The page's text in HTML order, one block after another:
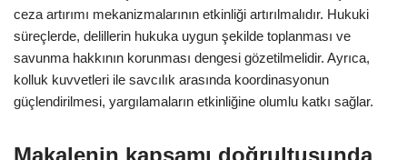
ceza artırımı mekanizmalarının etkinliği artırılmalıdır. Hukuki
süreçlerde, delillerin hukuka uygun şekilde toplanması ve
savunma hakkının korunması dengesi gözetilmelidir. Ayrıca,
kolluk kuvvetleri ile savcılık arasında koordinasyonun
güçlendirilmesi, yargılamaların etkinliğine olumlu katkı sağlar.
Makalenin kapsamı doğrultusunda